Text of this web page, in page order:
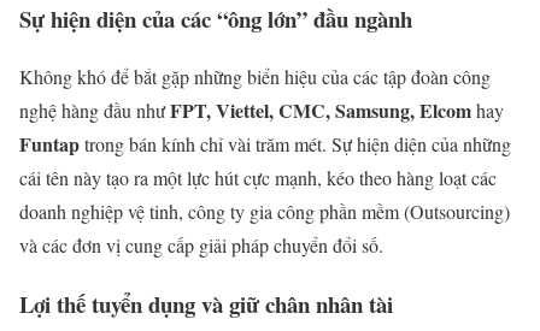
Sự hiện diện của các “ông lớn” đầu ngành
Không khó để bắt gặp những biển hiệu của các tập đoàn công
nghệ hàng đầu nhưFPT, Viettel, CMC, Samsung, Elcomhay
Funtaptrong bán kính chỉ vài trăm mét. Sự hiện diện của những
cái tên này tạo ra một lực hút cực mạnh, kéo theo hàng loạt các
doanh nghiệp vệ tinh, công ty gia công phần mềm (Outsourcing)
và các đơn vị cung cấp giải pháp chuyển đổi số.
Lợi thế tuyển dụng và giữ chân nhân tài